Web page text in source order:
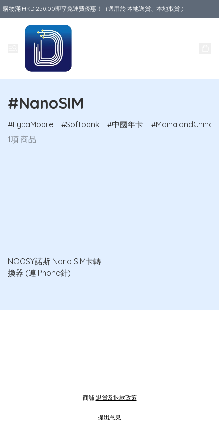
購物滿 HKD 250.00即享免運費優惠！（適用於 本地送貨、本地取貨 )
#NanoSIM
LycaMobile Softbank 中國年卡
MainalandChina
1項 商品
NOOSY諾斯 Nano SIM卡轉
換器 (連iPhone針)
商舖 退貨及退款政策
提出意見